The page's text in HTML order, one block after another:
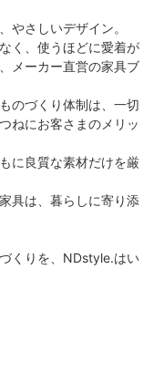
さしいデザイン。
く、使うほどに愛着が
メーカー直営の家具ブ
のづくり体制は、一切
ねにお客さまのメリッ
に良質な素材だけを厳
具は、暮らしに寄り添
くりを、NDstyle.はい